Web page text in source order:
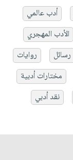
أدب عالمي
الأدب المهجري
رسائل
روايات
مختارات أدبية
نقد أدبي